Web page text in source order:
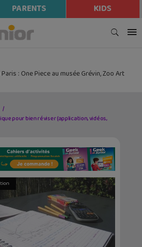
PARENTS KIDS
: One Piece au musée Grévin, Zoo Art
pour bien réviser (application, vidéos,